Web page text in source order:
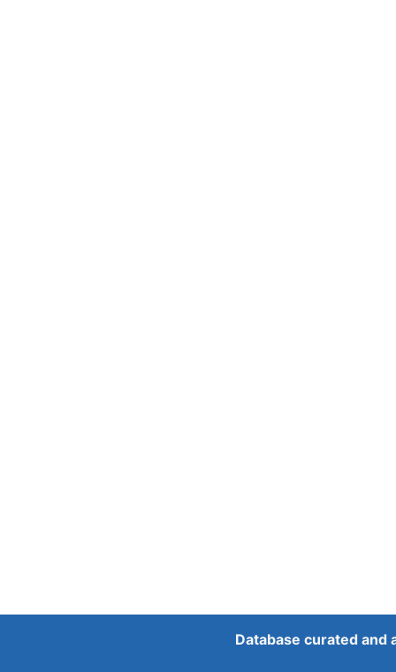
Database curated